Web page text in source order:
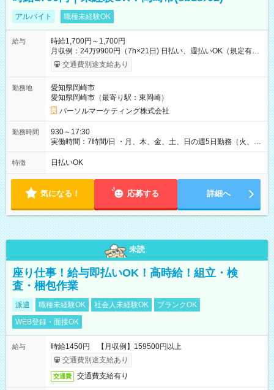
アルバイト 職種未経験OK
給与
時給1,700円～1,700円
月収例：24万9900円（7h×21日) 日払い、週払いOK（規定有
り） 【試用期間】試用期間なし
交通費別途支給あり
勤務地
愛知県岡崎市
愛知県岡崎市（最寄り駅：東岡崎）
パーソルマーケティング株式会社
勤務時間
930～17:30
実働時間：7時間/日 ・月、木、金、土、日の週5日勤務（火、水
は固定休です／夏季、年末年始等、長期休暇有り！） ・ワンシ
フト！ 残業ほぼナシ（0～5h/月）
特徴 日払いOK
気になる！ 応募する 詳細へ
未読
座り仕事！給与即払いOK！高時給！組立・検
査・梱包作業
派遣 職種未経験OK 社会人未経験OK
ブランクOK
WEB登録・面接OK
給与
時給1450円 【月収例】159500円以上
交通費別途支給あり
交通費 交通費支給有り